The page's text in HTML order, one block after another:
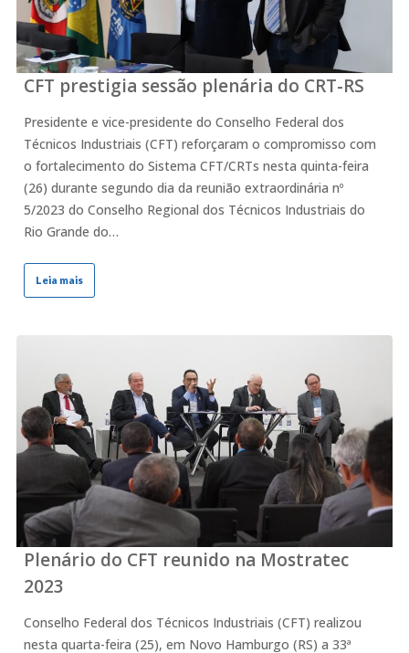
CFT prestigia sessão plenária do CRT-RS
Presidente e vice-presidente do Conselho Federal dos
Técnicos Industriais (CFT) reforçaram o compromisso com
o fortalecimento do Sistema CFT/CRTs nesta quinta-feira
(26) durante segundo dia da reunião extraordinária nº
5/2023 do Conselho Regional dos Técnicos Industriais do
Rio Grande do…
Leia mais
Plenário do CFT reunido na Mostratec
2023
Conselho Federal dos Técnicos Industriais (CFT) realizou
nesta quarta-feira (25), em Novo Hamburgo (RS) a 33ª